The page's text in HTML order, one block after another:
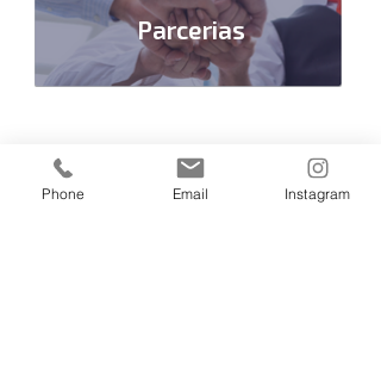
Parcerias
eBooks
Phone Email Instagram